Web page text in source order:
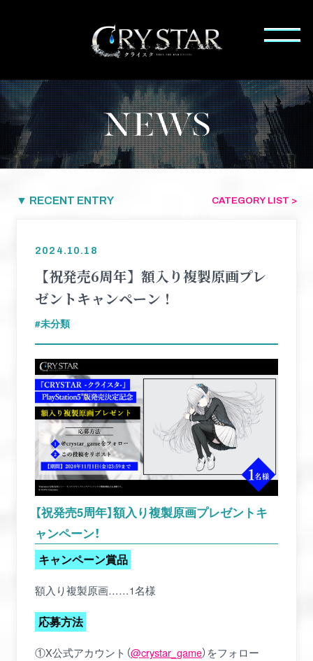
2024.10.18
未分類
【祝発売6周年】額入り複製原画プレ
ゼントキャンペーン！
【祝発売5周年】額入り複製原画プレゼントキ
ャンペーン！
キャンペーン賞品
額入り複製原画……1名様
応募方法
①X公式アカウント（@crystar_game）をフォロー
▼ RECENT ENTRY CATEGORY LIST >